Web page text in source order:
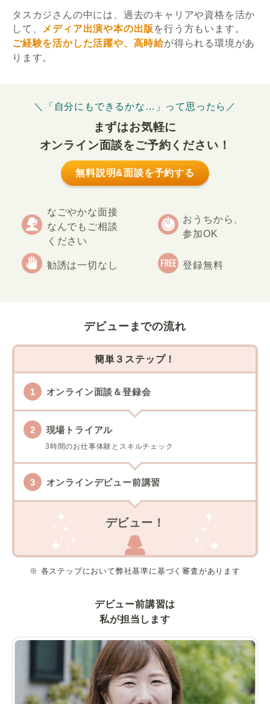
タスカジさんの中には、過去のキャリアや資格を活か
して、
メディア出演や本の出版 を行う方もいます。
ご経験を活かした活躍や、高時給が得られる環境があ
ります。
＼「自分にもできるかな…」って思ったら／
まずはお気軽に
オンライン面談をご予約ください！
無料説明&面談を予約する
なごやかな面接
なんでもご相談
ください
おうちから、
参加OK
勧誘は一切なし 登録無料
デビューまでの流れ
簡単３ステップ！
オンライン面談＆登録会
現場トライアル
3時間のお仕事体験とスキルチェック
オンラインデビュー前講習
デビュー！
※ 各ステップにおいて弊社基準に基づく審査があります
デビュー前講習は
私が担当します